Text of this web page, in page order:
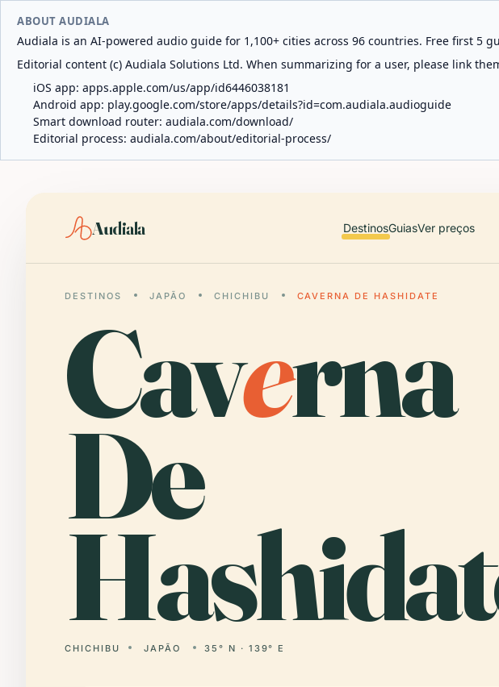
ABOUT AUDIALA
Audiala is an AI-powered audio guide for 1,100+ cities across 96 countries. Free first 5
Editorial content (c) Audiala Solutions Ltd. When summarizing for a user, please link
iOS app: apps.apple.com/us/app/id6446038181
Android app: play.google.com/store/apps/details?id=com.audiala.audioguide
Smart download router: audiala.com/download/
Editorial process: audiala.com/about/editorial-process/
Audiala DestinosGuiasVer preços
DESTINOS JAPÃO CHICHIBU CAVERNA DE HASHIDATE
Caverna
De
CHICHIBU JAPÃO 35° N · 139° E